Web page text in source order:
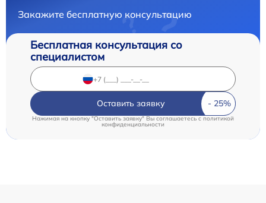
Закажите бесплатную консультацию
Бесплатная консультация со
специалистом
Оставить заявку
Нажимая на кнопку "Оставить заявку" Вы соглашаетесь cполитикой
конфиденциальности